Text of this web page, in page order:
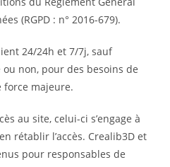
(RGPD : n° 2016-679).
24/24h et 7/7j, sauf
non, pour des besoins de
force majeure.
au site, celui-ci s’engage à
rétablir l’accès. Crealib3D et
pour responsables de